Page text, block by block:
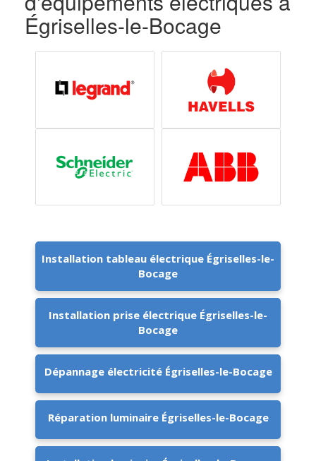
Égriselles-le-Bocage
Installation tableau électrique Égriselles-le-
Bocage
Installation prise électrique Égriselles-le-
Bocage
Dépannage électricité Égriselles-le-Bocage
Réparation luminaire Égriselles-le-Bocage